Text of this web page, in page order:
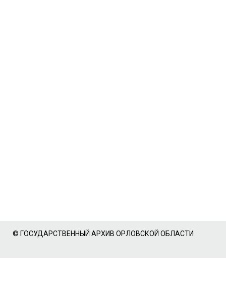
© ГОСУДАРСТВЕННЫЙ АРХИВ ОРЛОВСКОЙ ОБЛАСТИ